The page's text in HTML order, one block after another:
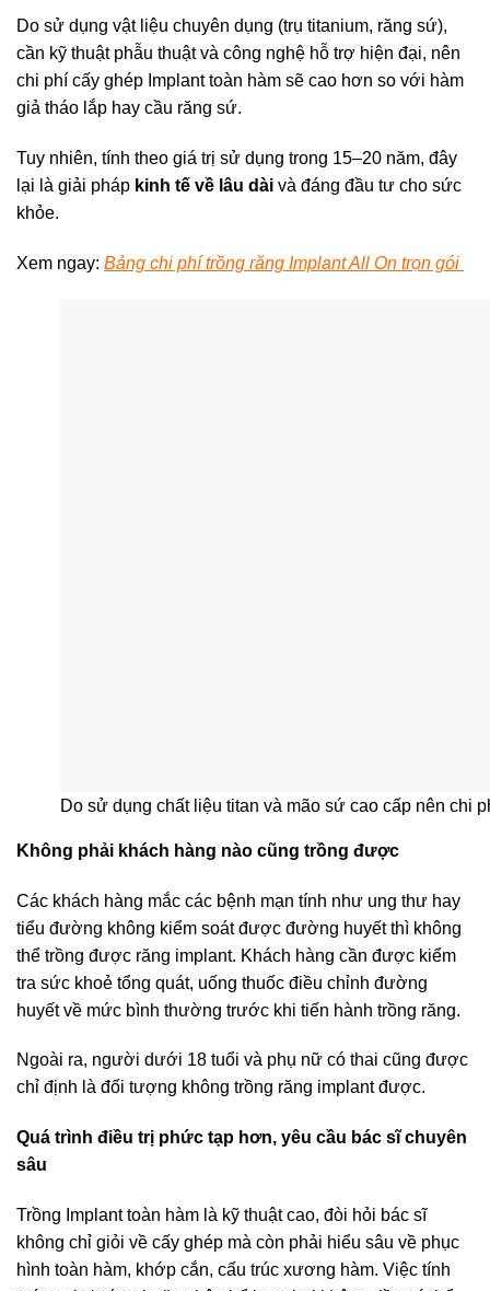
Do sử dụng vật liệu chuyên dụng (trụ titanium, răng sứ),
cần kỹ thuật phẫu thuật và công nghệ hỗ trợ hiện đại, nên
chi phí cấy ghép Implant toàn hàm sẽ cao hơn so với hàm
giả tháo lắp hay cầu răng sứ.
Tuy nhiên, tính theo giá trị sử dụng trong 15–20 năm, đây
lại là giải pháp kinh tế về lâu dài và đáng đầu tư cho sức
khỏe.
Xem ngay: Bảng chi phí trồng răng Implant All On trọn gói
Do sử dụng chất liệu titan và mão sứ cao cấp nên chi
Không phải khách hàng nào cũng trồng được
Các khách hàng mắc các bệnh mạn tính như ung thư hay
tiểu đường không kiểm soát được đường huyết thì không
thể trồng được răng implant. Khách hàng cần được kiểm
tra sức khoẻ tổng quát, uống thuốc điều chỉnh đường
huyết về mức bình thường trước khi tiến hành trồng răng.
Ngoài ra, người dưới 18 tuổi và phụ nữ có thai cũng được
chỉ định là đối tượng không trồng răng implant được.
Quá trình điều trị phức tạp hơn, yêu cầu bác sĩ chuyên
sâu
Trồng Implant toàn hàm là kỹ thuật cao, đòi hỏi bác sĩ
không chỉ giỏi về cấy ghép mà còn phải hiểu sâu về phục
hình toàn hàm, khớp cắn, cấu trúc xương hàm. Việc tính